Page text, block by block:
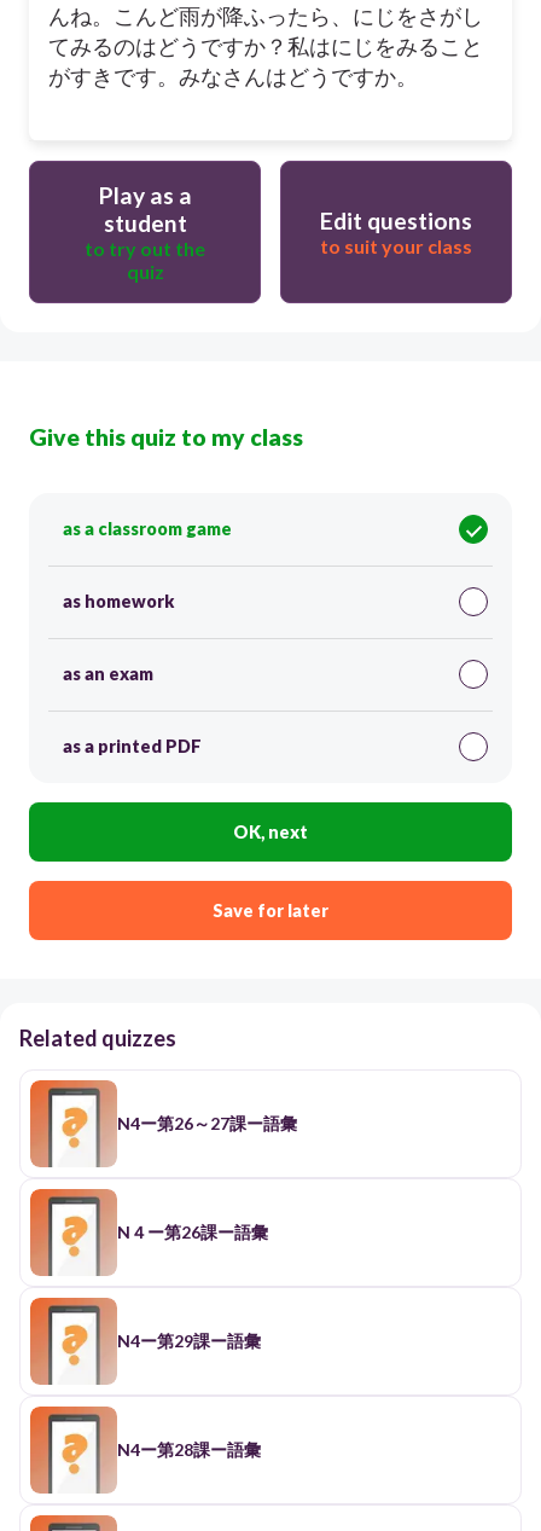
んね。こんど雨が降ふったら、にじをさがし
てみるのはどうですか？私はにじをみること
がすきです。みなさんはどうですか。
Play as a
student
to try out the
quiz
Edit questions
to suit your class
Give this quiz to my class
as a classroom game
as homework
as an exam
as a printed PDF
OK, next
Save for later
Related quizzes
N4ー第26～27課ー語彙
N４ー第26課ー語彙
N4ー第29課ー語彙
N4ー第28課ー語彙